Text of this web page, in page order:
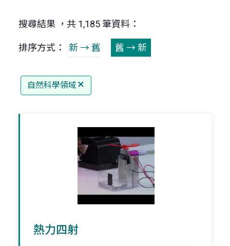
搜尋結果 ，共 1,185 筆資料：
排序方式： 新 → 舊 舊 → 新
自然科學領域
熱力四射